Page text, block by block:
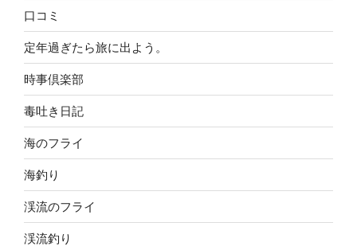
口コミ
定年過ぎたら旅に出よう。
時事倶楽部
毒吐き日記
海のフライ
海釣り
渓流のフライ
渓流釣り